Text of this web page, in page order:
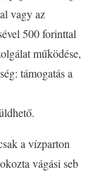
vagy az
500 forinttal
működése,
támogatás a
a vízparton
vágási seb